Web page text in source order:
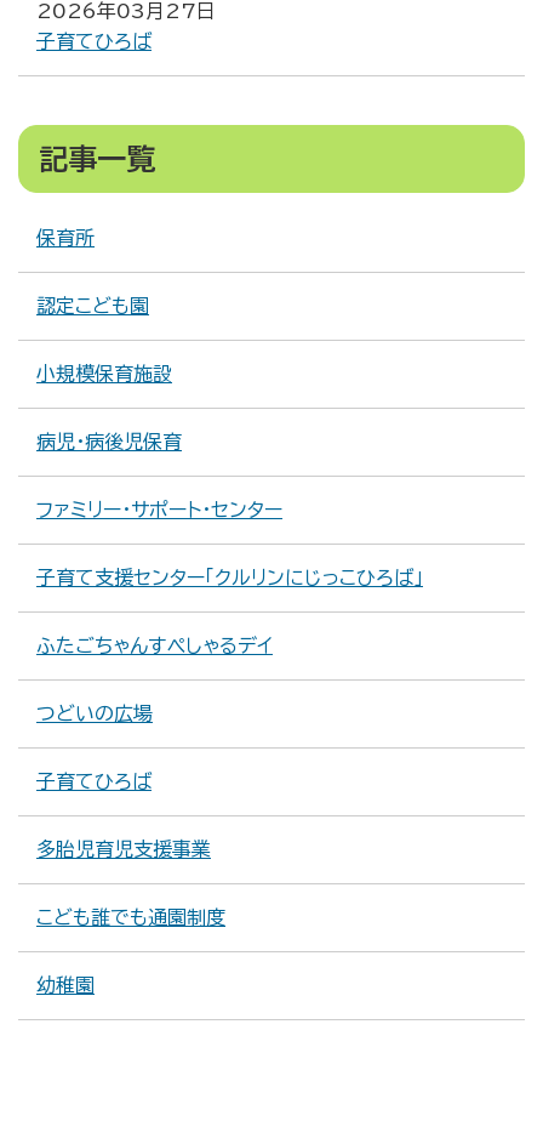
2026年03月27日
子育てひろば
保育所
認定こども園
小規模保育施設
病児・病後児保育
ファミリー・サポート・センター
子育て支援センター「クルリンにじっこひろば」
ふたごちゃんすぺしゃるデイ
つどいの広場
子育てひろば
多胎児育児支援事業
こども誰でも通園制度
幼稚園